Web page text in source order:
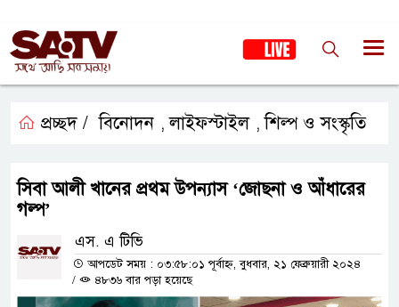
প্রচ্ছদ / বিনোদন ,লাইফস্টাইল ,শিল্প ও সংস্কৃতি
সিবা আলী খানের প্রথম উপন্যাস ‘জোছনা ও আঁধারের
গল্প’
এস. এ টিভি
আপডেট সময় : ০৩:৫৮:০১ পূর্বাহ্ন, বুধবার, ২১ ফেব্রুয়ারী ২০২৪
/
৪৮৩৬ বার পড়া হয়েছে